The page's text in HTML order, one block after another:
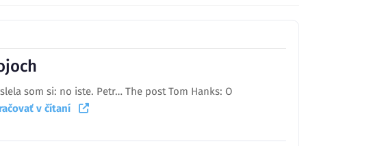
som si: no iste. Petr… The post Tom Hanks: O
v čítaní